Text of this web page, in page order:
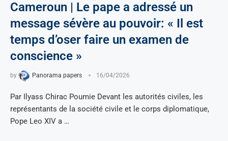
Cameroun | Le pape a adressé un
message sévère au pouvoir: « Il est
temps d’oser faire un examen de
conscience »
by Panorama papers 16/04/2026
Par Ilyass Chirac Poumie Devant les autorités civiles, les
représentants de la société civile et le corps diplomatique,
Pope Leo XIV a …